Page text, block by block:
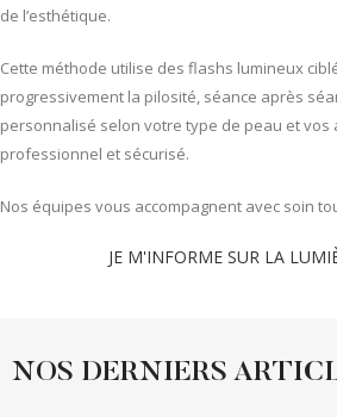
de l’esthétique.
Cette méthode utilise des flashs lumineux
progressivement la pilosité, séance après
personnalisé selon votre type de peau et vos
professionnel et sécurisé.
Nos équipes vous accompagnent avec soin
JE M'INFORME SUR LA
NOS DERNIERS